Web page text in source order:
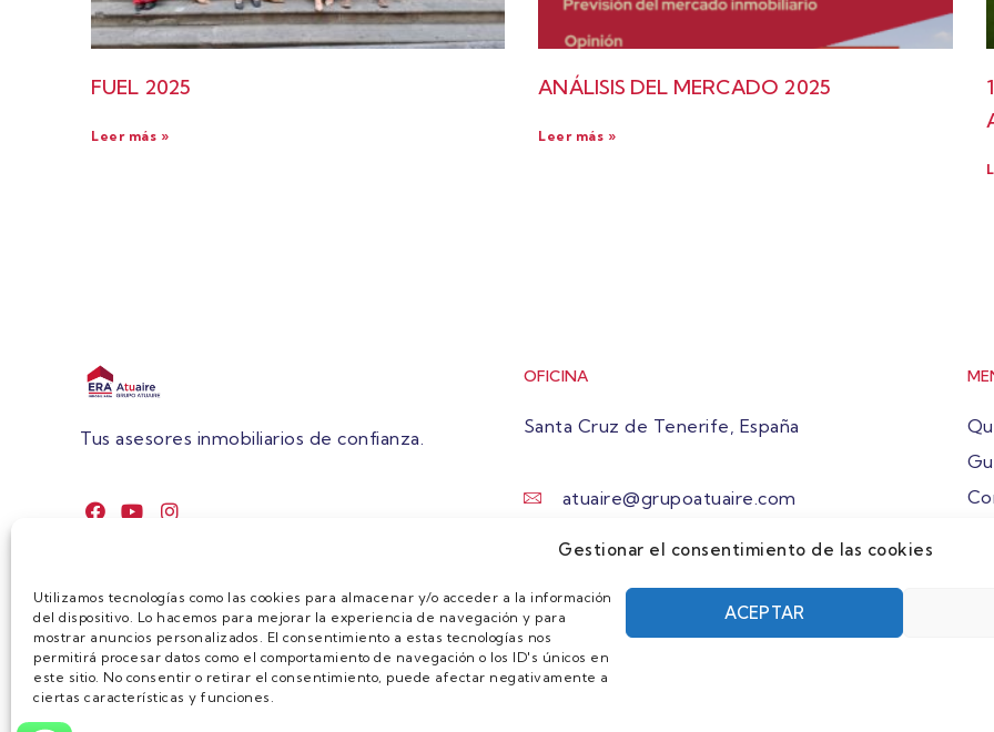
Gestionar el consentimiento de las cookies
Utilizamos tecnologías como las cookies para almacenar y/o acceder a la información
del dispositivo. Lo hacemos para mejorar la experiencia de navegación y para
mostrar anuncios personalizados. El consentimiento a estas tecnologías nos
permitirá procesar datos como el comportamiento de navegación o los ID's únicos en
este sitio. No consentir o retirar el consentimiento, puede afectar negativamente a
ciertas características y funciones.
ACEPTAR
FUEL 2025
Leer más »
ANÁLISIS DEL MERCADO 2025
Leer más »
Tus asesores inmobiliarios de confianza.
OFICINA
Santa Cruz de Tenerife, España
atuaire@grupoatuaire.com